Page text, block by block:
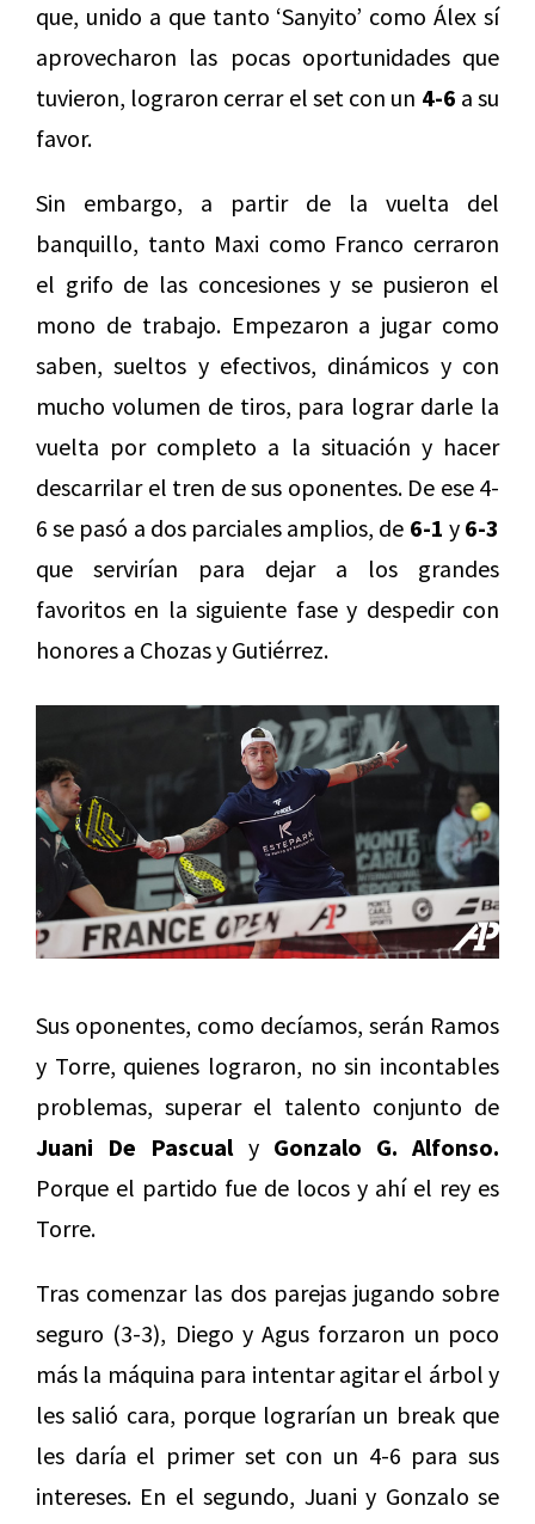
que, unido a que tanto ‘Sanyito’ como Álex sí
aprovecharon las pocas oportunidades que
tuvieron, lograron cerrar el set con un 4-6 a su
favor.
Sin embargo, a partir de la vuelta del
banquillo, tanto Maxi como Franco cerraron
el grifo de las concesiones y se pusieron el
mono de trabajo. Empezaron a jugar como
saben, sueltos y efectivos, dinámicos y con
mucho volumen de tiros, para lograr darle la
vuelta por completo a la situación y hacer
descarrilar el tren de sus oponentes. De ese 4-
6 se pasó a dos parciales amplios, de 6-1 y 6-3
que servirían para dejar a los grandes
favoritos en la siguiente fase y despedir con
honores a Chozas y Gutiérrez.
Sus oponentes, como decíamos, serán Ramos
y Torre, quienes lograron, no sin incontables
problemas, superar el talento conjunto de
Juani De PascualyGonzalo G. Alfonso.
Porque el partido fue de locos y ahí el rey es
Torre.
Tras comenzar las dos parejas jugando sobre
seguro (3-3), Diego y Agus forzaron un poco
más la máquina para intentar agitar el árbol y
les salió cara, porque lograrían un break que
les daría el primer set con un 4-6 para sus
intereses. En el segundo, Juani y Gonzalo se